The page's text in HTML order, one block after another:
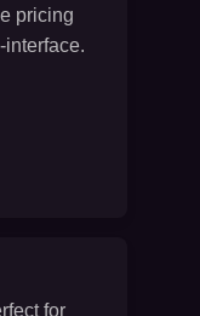
pricing
for